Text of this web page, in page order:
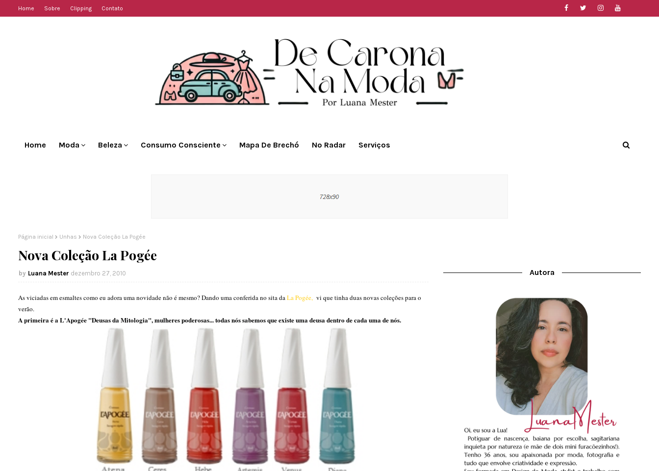
Home Sobre Clipping Contato
Home Moda Beleza Consumo Consciente Mapa De Brechó No Radar Serviços
Página inicial Unhas Nova Coleção La Pogée
Nova Coleção La Pogée
Luana Mester dezembro 27, 2010
As viciadas em esmaltes como eu adora uma novidade não é mesmo? Dando uma conferida no sita daLa Pogée, vi que tinha duas novas coleções para o
verão.
A primeira é a L'Apogée "Deusas da Mitologia", mulheres poderosas... todas nós sabemos que existe uma deusa dentro de cada uma de nós.
Autora